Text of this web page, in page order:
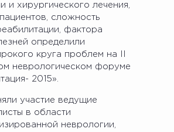
и хирургического лечения,
сложность
фактора
определили
круга проблем на II
неврологическом форуме
2015».
участие ведущие
в области
неврологии,